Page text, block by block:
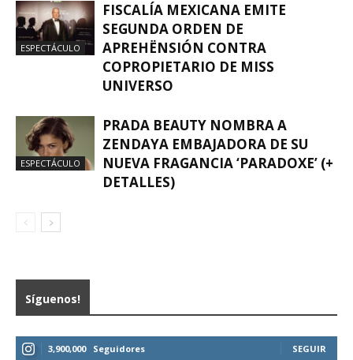
ESPECTÁCULO
FISCALÍA MEXICANA EMITE
SEGUNDA ORDEN DE
APREHËNSIÓN CONTRA
COPROPIETARIO DE MISS
UNIVERSO
ESPECTÁCULO
PRADA BEAUTY NOMBRA A
ZENDAYA EMBAJADORA DE SU
NUEVA FRAGANCIA ‘PARADOXE’ (+
DETALLES)
Síguenos!
3,900,000 Seguidores SEGUIR